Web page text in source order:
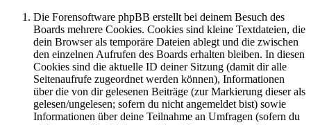
Die Forensoftware phpBB erstellt bei deinem Besuch des
Boards mehrere Cookies. Cookies sind kleine Textdateien, die
dein Browser als temporäre Dateien ablegt und die zwischen
den einzelnen Aufrufen des Boards erhalten bleiben. In diesen
Cookies sind die aktuelle ID deiner Sitzung (damit dir alle
Seitenaufrufe zugeordnet werden können), Informationen
über die von dir gelesenen Beiträge (zur Markierung dieser als
gelesen/ungelesen; sofern du nicht angemeldet bist) sowie
Informationen über deine Teilnahme an Umfragen (sofern du